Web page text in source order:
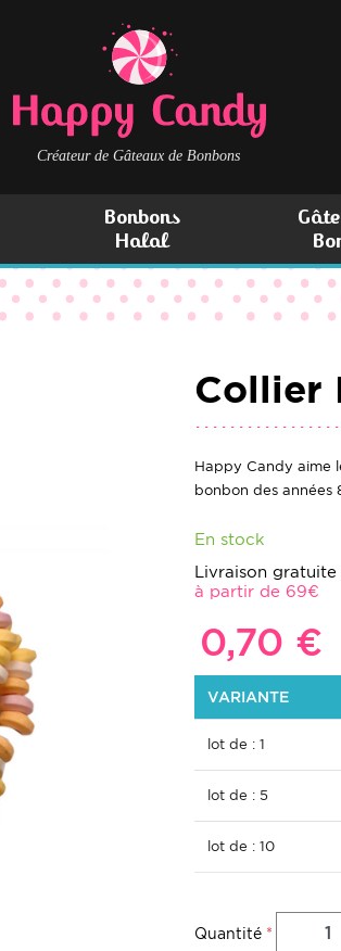
Créateur de Gâteaux de Bonbons
Bonbons
Halal
Collier
Happy Candy aime
bonbon des
En stock
Livraison
à partir de 69€
0,70 €
VARIANTE
lot de : 1
lot de : 5
lot de : 10
Quantité